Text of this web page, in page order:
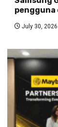
July 30, 2026